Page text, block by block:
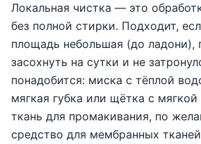
Локальная чистка — это
без полной стирки. Подходит,
площадь небольшая (до ладони),
засохнуть на сутки и не
понадобится: миска с тёплой
мягкая губка или щётка с
ткань для промакивания, по
средство для мембранных